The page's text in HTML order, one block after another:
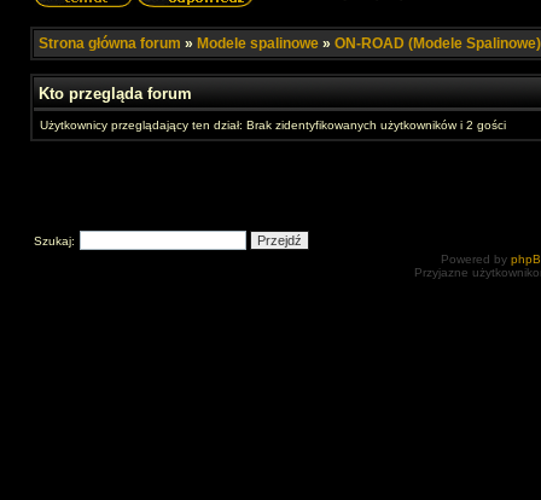
Strona główna forum » Modele spalinowe » ON-ROAD (Modele Spalinowe)
Kto przegląda forum
Użytkownicy przeglądający ten dział: Brak zidentyfikowanych użytkowników i 2 gości
Szukaj:
Powered by
Przyjazne